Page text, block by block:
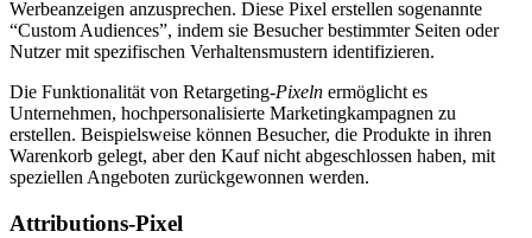
Werbeanzeigen anzusprechen. Diese Pixel erstellen sogenannte
“Custom Audiences”, indem sie Besucher bestimmter Seiten oder
Nutzer mit spezifischen Verhaltensmustern identifizieren.
Die Funktionalität von Retargeting-Pixeln ermöglicht es
Unternehmen, hochpersonalisierte Marketingkampagnen zu
erstellen. Beispielsweise können Besucher, die Produkte in ihren
Warenkorb gelegt, aber den Kauf nicht abgeschlossen haben, mit
speziellen Angeboten zurückgewonnen werden.
Attributions-Pixel